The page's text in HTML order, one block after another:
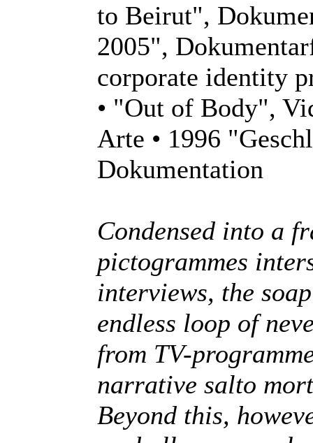
to Beirut",
2005",
corporate identity
• "Out of Body",
Arte • 1996
Dokumentation
Condensed into a
pictogrammes
interviews, the
endless loop of
from TV-
narrative salto
Beyond this,